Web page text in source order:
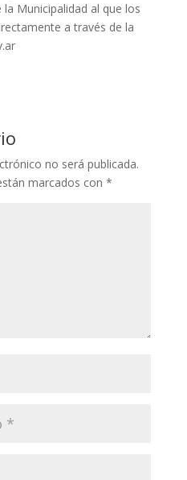
Municipalidad al que los
a través de la
no será publicada.
marcados con *